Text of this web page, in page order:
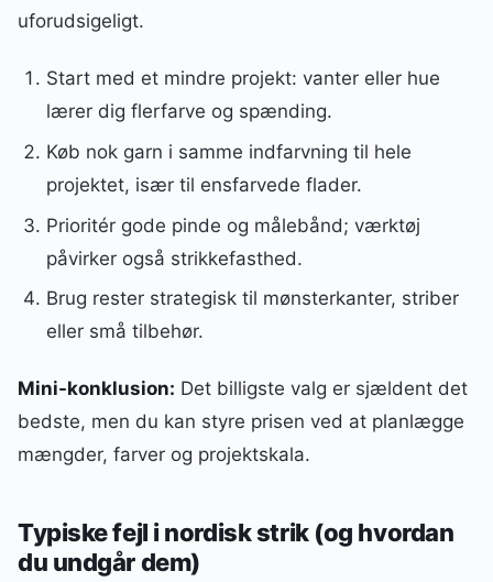
uforudsigeligt.
Start med et mindre projekt: vanter eller hue
lærer dig flerfarve og spænding.
Køb nok garn i samme indfarvning til hele
projektet, især til ensfarvede flader.
Prioritér gode pinde og målebånd; værktøj
påvirker også strikkefasthed.
Brug rester strategisk til mønsterkanter, striber
eller små tilbehør.
Mini-konklusion: Det billigste valg er sjældent det
bedste, men du kan styre prisen ved at planlægge
mængder, farver og projektskala.
Typiske fejl i nordisk strik (og hvordan
du undgår dem)